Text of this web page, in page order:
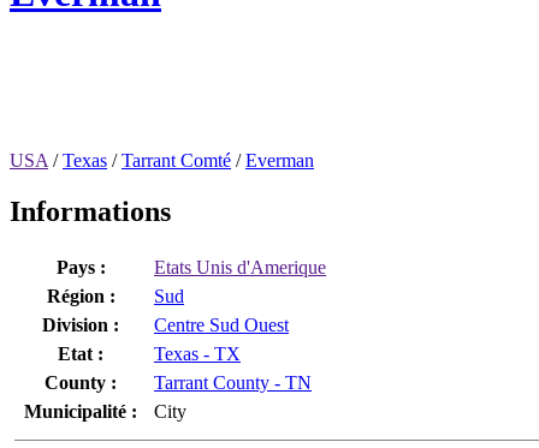
USA /Texas /Tarrant Comté /Everman
Informations
Pays :
Etats Unis d'Amerique
Région :
Sud
Division :
Centre Sud Ouest
Etat :
Texas - TX
County :
Tarrant County - TN
Municipalité :
City